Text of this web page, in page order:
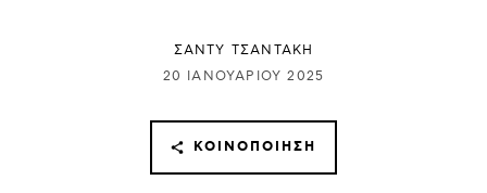
ΣΑΝΤΥ ΤΣΑΝΤΑΚΗ
20 ΙΑΝΟΥΑΡΊΟΥ 2025
ΚΟΙΝΟΠΟΊΗΣΗ